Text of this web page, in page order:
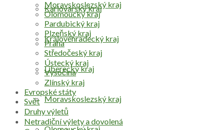
Karlovarský kraj
Královéhradecký kraj
Liberecký kraj
Moravskoslezský kraj
Moravskoslezský kraj
Olomoucký kraj
Pardubický kraj
Plzeňský kraj
Praha
Středočeský kraj
Ústecký kraj
Vysočina
Zlínský kraj
Evropské státy
Svět
Druhy výletů
Netradiční výlety a dovolená